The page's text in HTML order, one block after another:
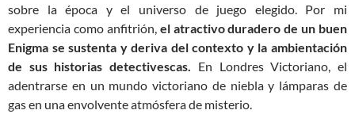
sobre la época y el universo de juego elegido. Por mi
experiencia como anfitrión, el atractivo duradero de un buen
Enigma se sustenta y deriva del contexto y la ambientación
de sus historias detectivescas. En Londres Victoriano, el
adentrarse en un mundo victoriano de niebla y lámparas de
gas en una envolvente atmósfera de misterio.